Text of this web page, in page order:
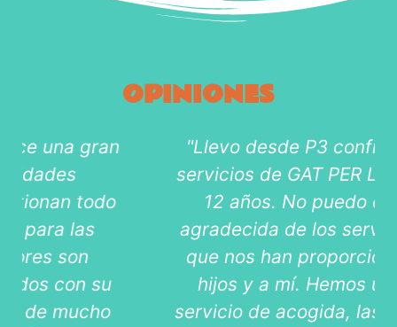
OPINIONES
"Llevo desde P3 confiando en los
servicios de GAT PER LLEURE, unos
12 años. No puedo estar más
agradecida de los servicios y trato
que nos han proporcionado a mis
hijos y a mí. Hemos utilizado el
servicio de acogida, las actividades